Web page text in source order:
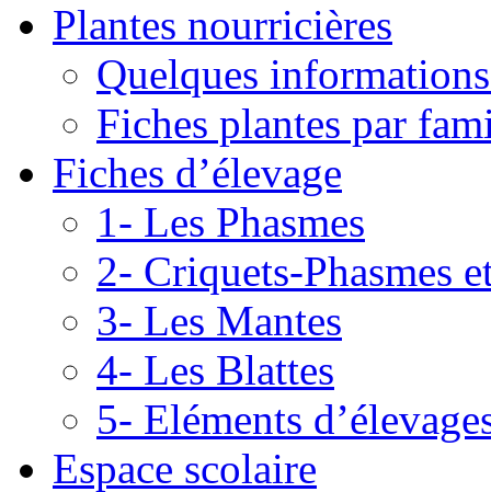
Plantes nourricières
Quelques
Fiches plantes par
Fiches d’élevage
1- Les Phasmes
2- Criquets-Phasmes
3- Les Mantes
4- Les Blattes
5- Eléments
Espace scolaire